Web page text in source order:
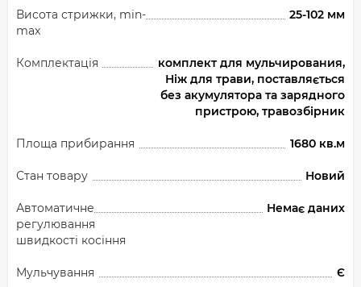
Висота стрижки, min-
max
25-102 мм
Комплектація
комплект для мульчирования,
Ніж для трави, поставляється
без акумулятора та зарядного
пристрою, травозбірник
Площа прибирання 1680 кв.м
Стан товару Новий
Автоматичне
регулювання
швидкості косіння
Немає даних
Мульчування Є